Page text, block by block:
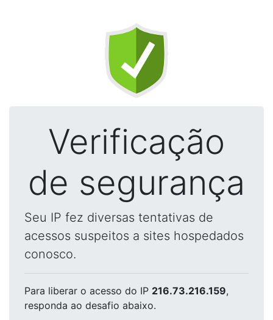
Verificação
de segurança
Seu IP fez diversas tentativas de
acessos suspeitos a sites hospedados
conosco.
Para liberar o acesso do IP 216.73.216.159,
responda ao desafio abaixo.